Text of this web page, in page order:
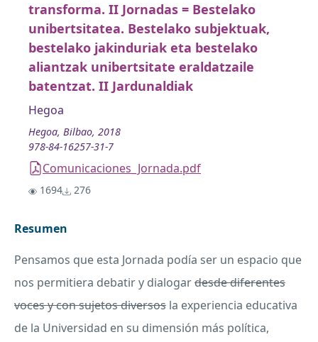
transforma. II Jornadas = Bestelako
unibertsitatea. Bestelako subjektuak,
bestelako jakinduriak eta bestelako
aliantzak unibertsitate eraldatzaile
batentzat. II Jardunaldiak
Hegoa
Hegoa, Bilbao, 2018
978-84-16257-31-7
Comunicaciones_Jornada.pdf
1694 276
Resumen
Pensamos que esta Jornada podía ser un espacio que
nos permitiera debatir y dialogardesde diferentes
voces y con sujetos diversos la experiencia educativa
de la Universidad en su dimensión más política,